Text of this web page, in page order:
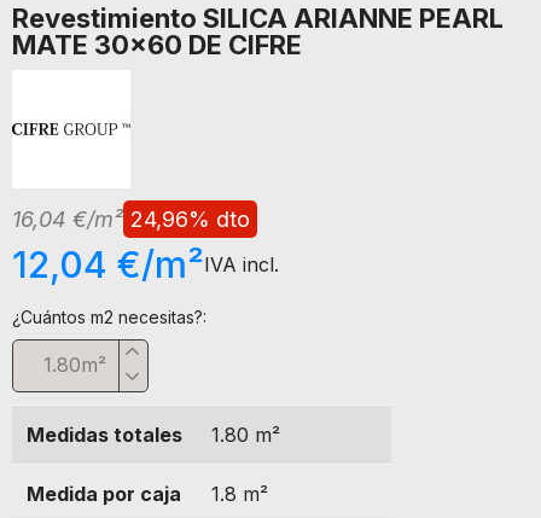
Revestimiento SILICA ARIANNE PEARL
MATE 30x60 DE CIFRE
16,04 €/m² 24,96% dto
12,04 €/m²IVA incl.
¿Cuántos m2 necesitas?:
m²
Medidas totales 1.80 m²
Medida por caja 1.8 m²